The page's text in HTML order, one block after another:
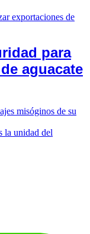
para
aguacate
misóginos de su
la unidad del